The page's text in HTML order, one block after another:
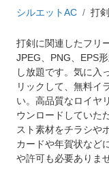
シルエットAC 打剣
打剣に関連したフリ
JPEG、PNG、EPS
し放題です。気に入
リックして、無料イ
い。高品質なロイヤ
ウンロードしていた
スト素材をチラシや
カードや年賀状など
や許可も必要ありま